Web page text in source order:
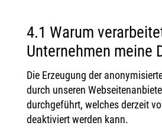
4.1 Warum
Unternehmen meine
Die Erzeugung der
durch unseren
durchgeführt, welches derzeit
deaktiviert werden kann.